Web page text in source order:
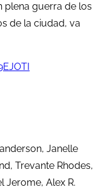
plena guerra de los
de la ciudad, va
Janelle
Trevante Rhodes,
Jerome, Alex R.